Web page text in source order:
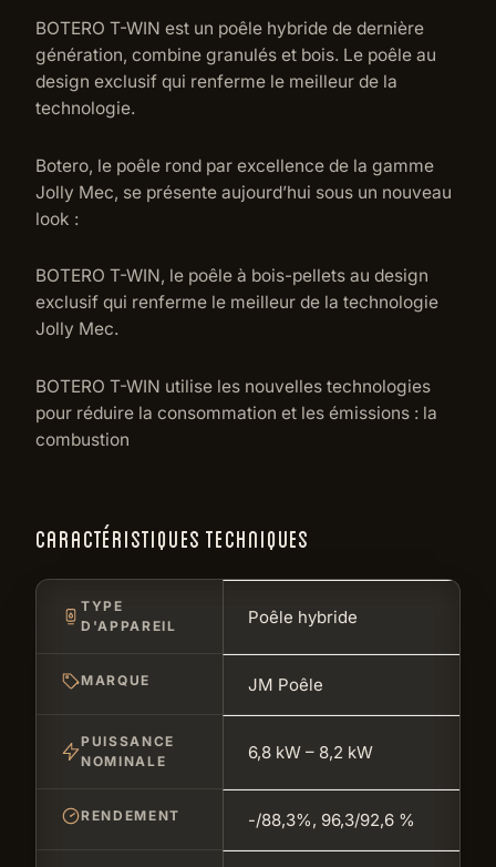
BOTERO T-WIN est un poêle hybride de dernière
génération, combine granulés et bois. Le poêle au
design exclusif qui renferme le meilleur de la
technologie.
Botero, le poêle rond par excellence de la gamme
Jolly Mec, se présente aujourd’hui sous un nouveau
look :
BOTERO T-WIN, le poêle à bois-pellets au design
exclusif qui renferme le meilleur de la technologie
Jolly Mec.
BOTERO T-WIN utilise les nouvelles technologies
pour réduire la consommation et les émissions : la
combustion
CARACTÉRISTIQUES TECHNIQUES
TYPE
D'APPAREIL
Poêle hybride
MARQUE JM Poêle
PUISSANCE
NOMINALE
6,8 kW – 8,2 kW
RENDEMENT -/88,3%, 96,3/92,6 %